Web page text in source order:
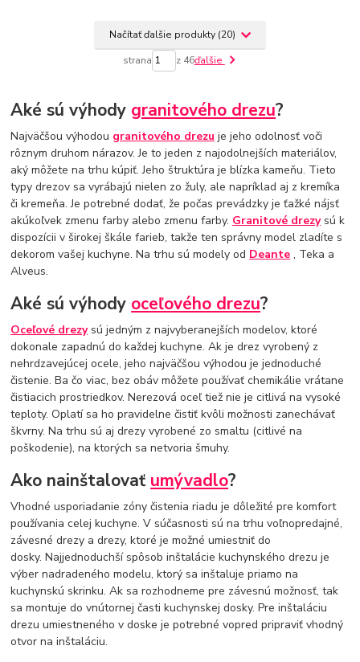
Načítať ďalšie produkty (20)
strana z 46ďalšie
Aké sú výhody granitového drezu?
Najväčšou výhodou granitového drezu je jeho odolnosť voči
rôznym druhom nárazov. Je to jeden z najodolnejších materiálov,
aký môžete na trhu kúpiť. Jeho štruktúra je blízka kameňu. Tieto
typy drezov sa vyrábajú nielen zo žuly, ale napríklad aj z kremíka
či kremeňa. Je potrebné dodať, že počas prevádzky je ťažké nájsť
akúkoľvek zmenu farby alebo zmenu farby. Granitové drezysú k
dispozícii v širokej škále farieb, takže ten správny model zladíte s
dekorom vašej kuchyne. Na trhu sú modely od Deante , Teka a
Alveus.
Aké sú výhody oceľového drezu?
Oceľové drezysú jedným z najvyberanejších modelov, ktoré
dokonale zapadnú do každej kuchyne. Ak je drez vyrobený z
nehrdzavejúcej ocele, jeho najväčšou výhodou je jednoduché
čistenie. Ba čo viac, bez obáv môžete používať chemikálie vrátane
čistiacich prostriedkov. Nerezová oceľ tiež nie je citlivá na vysoké
teploty. Oplatí sa ho pravidelne čistiť kvôli možnosti zanechávať
škvrny. Na trhu sú aj drezy vyrobené zo smaltu (citlivé na
poškodenie), na ktorých sa netvoria šmuhy.
Ako nainštalovať umývadlo?
Vhodné usporiadanie zóny čistenia riadu je dôležité pre komfort
používania celej kuchyne. V súčasnosti sú na trhu voľnopredajné,
závesné drezy a drezy, ktoré je možné umiestniť do
dosky. Najjednoduchší spôsob inštalácie kuchynského drezu je
výber nadradeného modelu, ktorý sa inštaluje priamo na
kuchynskú skrinku. Ak sa rozhodneme pre závesnú možnosť, tak
sa montuje do vnútornej časti kuchynskej dosky. Pre inštaláciu
drezu umiestneného v doske je potrebné vopred pripraviť vhodný
otvor na inštaláciu.